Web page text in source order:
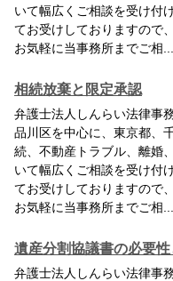
いて幅広くご相談を受け付
てお受けしておりますので
お気軽に当事務所までご相...
相続放棄と限定承認
弁護士法人しんらい法律事
品川区を中心に、東京都、
続、不動産トラブル、離婚
いて幅広くご相談を受け付
てお受けしておりますので
お気軽に当事務所までご相...
遺産分割協議書の必要
弁護士法人しんらい法律事